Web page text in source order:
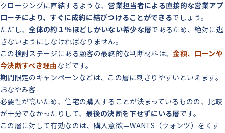
クロージングに直結するような、 営業担当者による直接的な営業アプ
ローチにより、すぐに成約に結びつけることができるでしょう。
ただし、全体の約１％ほどしかいない希少な層であるため、絶対に逃
さないようにしなければなりません。
この検討ステージにある顧客の最終的な判断材料は、金額、ローンや
今決断すべき理由などです。
期間限定のキャンペーンなどは、この層に刺さりやすいといえます。
おなやみ客
必要性が高いため、住宅の購入することが決まっているものの、比較
が十分でなかったりして、最後の決断を下せずにいる層です。
この層に対して有効なのは、購入意欲＝WANTS（ウォンツ）をくす